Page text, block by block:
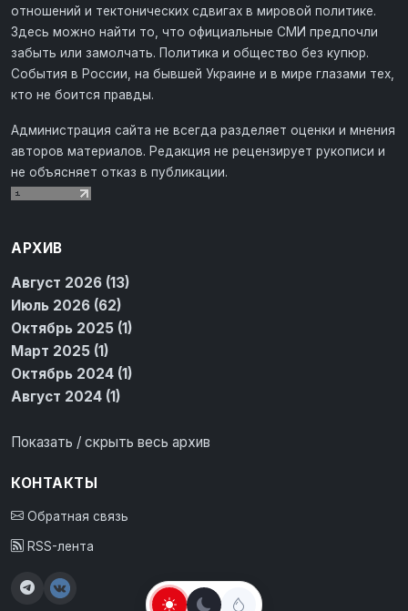
отношений и тектонических сдвигах в мировой политике.
Здесь можно найти то, что официальные СМИ предпочли
забыть или замолчать. Политика и общество без купюр.
События в России, на бывшей Украине и в мире глазами тех,
кто не боится правды.
Администрация сайта не всегда разделяет оценки и мнения
авторов материалов. Редакция не рецензирует рукописи и
не объясняет отказ в публикации.
АРХИВ
Август 2026 (13)
Июль 2026 (62)
Октябрь 2025 (1)
Март 2025 (1)
Октябрь 2024 (1)
Август 2024 (1)
Показать / скрыть весь архив
КОНТАКТЫ
Обратная связь
RSS-лента